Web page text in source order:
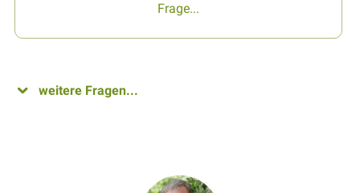
Frage...
weitere Fragen...